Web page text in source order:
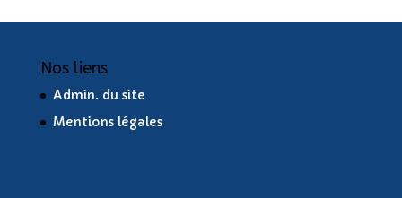
Nos liens
Admin. du site
Mentions légales